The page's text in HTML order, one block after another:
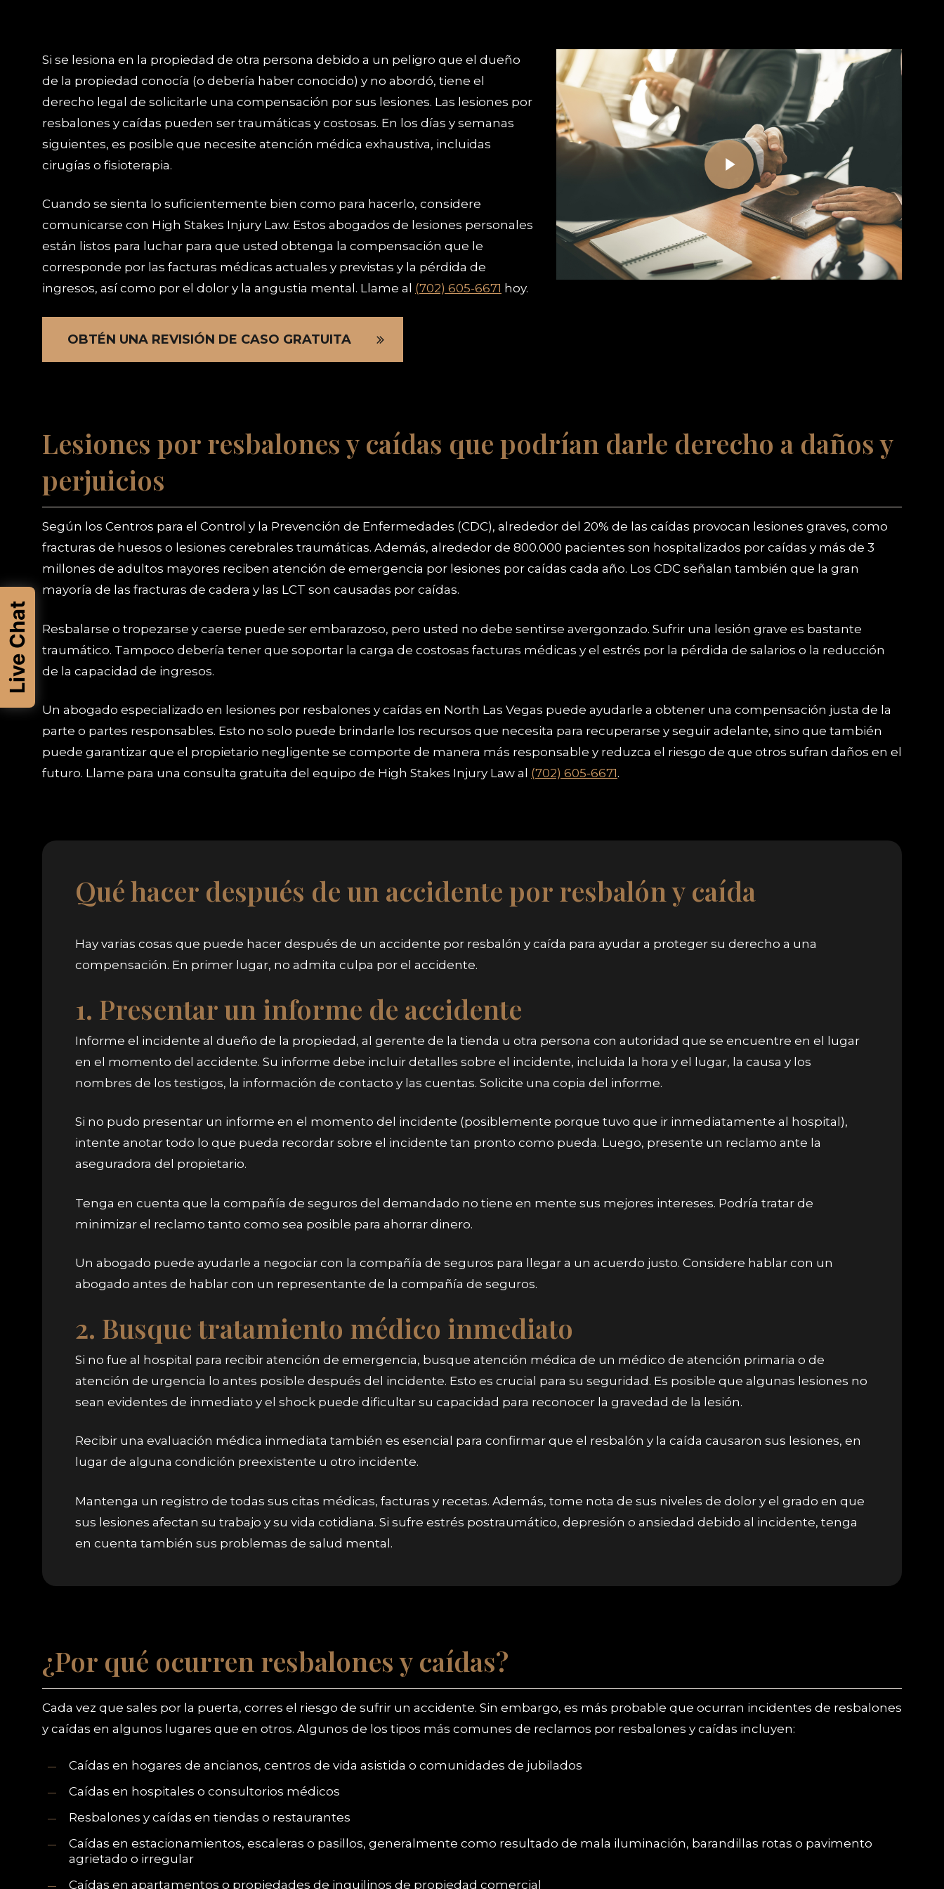
Si se lesiona en la propiedad de otra persona debido a un peligro que el dueño
de la propiedad conocía (o debería haber conocido) y no abordó, tiene el
derecho legal de solicitarle una compensación por sus lesiones. Las lesiones por
resbalones y caídas pueden ser traumáticas y costosas. En los días y semanas
siguientes, es posible que necesite atención médica exhaustiva, incluidas
cirugías o fisioterapia.
Cuando se sienta lo suficientemente bien como para hacerlo, considere
comunicarse con High Stakes Injury Law. Estos abogados de lesiones personales
están listos para luchar para que usted obtenga la compensación que le
corresponde por las facturas médicas actuales y previstas y la pérdida de
ingresos, así como por el dolor y la angustia mental. Llame al (702) 605-6671 hoy.
OBTÉN UNA REVISIÓN DE CASO GRATUITA
Play Video
Play Video
Lesiones por resbalones y caídas que podrían darle derecho a daños y
perjuicios
Según los Centros para el Control y la Prevención de Enfermedades (CDC), alrededor del 20% de las caídas provocan lesiones graves, como
fracturas de huesos o lesiones cerebrales traumáticas. Además, alrededor de 800.000 pacientes son hospitalizados por caídas y más de 3
millones de adultos mayores reciben atención de emergencia por lesiones por caídas cada año. Los CDC señalan también que la gran
mayoría de las fracturas de cadera y las LCT son causadas por caídas.
Resbalarse o tropezarse y caerse puede ser embarazoso, pero usted no debe sentirse avergonzado. Sufrir una lesión grave es bastante
traumático. Tampoco debería tener que soportar la carga de costosas facturas médicas y el estrés por la pérdida de salarios o la reducción
de la capacidad de ingresos.
Un abogado especializado en lesiones por resbalones y caídas en North Las Vegas puede ayudarle a obtener una compensación justa de la
parte o partes responsables. Esto no solo puede brindarle los recursos que necesita para recuperarse y seguir adelante, sino que también
puede garantizar que el propietario negligente se comporte de manera más responsable y reduzca el riesgo de que otros sufran daños en el
futuro. Llame para una consulta gratuita del equipo de High Stakes Injury Law al (702) 605-6671.
Qué hacer después de un accidente por resbalón y caída
Hay varias cosas que puede hacer después de un accidente por resbalón y caída para ayudar a proteger su derecho a una
compensación. En primer lugar, no admita culpa por el accidente.
1. Presentar un informe de accidente
Informe el incidente al dueño de la propiedad, al gerente de la tienda u otra persona con autoridad que se encuentre en el lugar
en el momento del accidente. Su informe debe incluir detalles sobre el incidente, incluida la hora y el lugar, la causa y los
nombres de los testigos, la información de contacto y las cuentas. Solicite una copia del informe.
Si no pudo presentar un informe en el momento del incidente (posiblemente porque tuvo que ir inmediatamente al hospital),
intente anotar todo lo que pueda recordar sobre el incidente tan pronto como pueda. Luego, presente un reclamo ante la
aseguradora del propietario.
Tenga en cuenta que la compañía de seguros del demandado no tiene en mente sus mejores intereses. Podría tratar de
minimizar el reclamo tanto como sea posible para ahorrar dinero.
Un abogado puede ayudarle a negociar con la compañía de seguros para llegar a un acuerdo justo. Considere hablar con un
abogado antes de hablar con un representante de la compañía de seguros.
2. Busque tratamiento médico inmediato
Si no fue al hospital para recibir atención de emergencia, busque atención médica de un médico de atención primaria o de
atención de urgencia lo antes posible después del incidente. Esto es crucial para su seguridad. Es posible que algunas lesiones no
sean evidentes de inmediato y el shock puede dificultar su capacidad para reconocer la gravedad de la lesión.
Recibir una evaluación médica inmediata también es esencial para confirmar que el resbalón y la caída causaron sus lesiones, en
lugar de alguna condición preexistente u otro incidente.
Mantenga un registro de todas sus citas médicas, facturas y recetas. Además, tome nota de sus niveles de dolor y el grado en que
sus lesiones afectan su trabajo y su vida cotidiana. Si sufre estrés postraumático, depresión o ansiedad debido al incidente, tenga
en cuenta también sus problemas de salud mental.
¿Por qué ocurren resbalones y caídas?
Cada vez que sales por la puerta, corres el riesgo de sufrir un accidente. Sin embargo, es más probable que ocurran incidentes de resbalones
y caídas en algunos lugares que en otros. Algunos de los tipos más comunes de reclamos por resbalones y caídas incluyen:
Caídas en hogares de ancianos, centros de vida asistida o comunidades de jubilados
Caídas en hospitales o consultorios médicos
Resbalones y caídas en tiendas o restaurantes
Caídas en estacionamientos, escaleras o pasillos, generalmente como resultado de mala iluminación, barandillas rotas o pavimento
agrietado o irregular
Caídas en apartamentos o propiedades de inquilinos de propiedad comercial
Live Chat